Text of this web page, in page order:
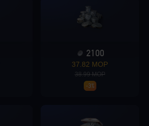
2100
37.82 MOP
38.99 MOP
-3%